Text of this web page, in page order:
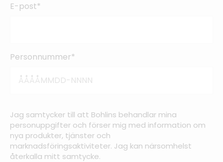
E-post*
Personnummer*
Jag samtycker till att Bohlins behandlar mina
personuppgifter och förser mig med information om
nya produkter, tjänster och
marknadsföringsaktiviteter. Jag kan närsomhelst
återkalla mitt samtycke.